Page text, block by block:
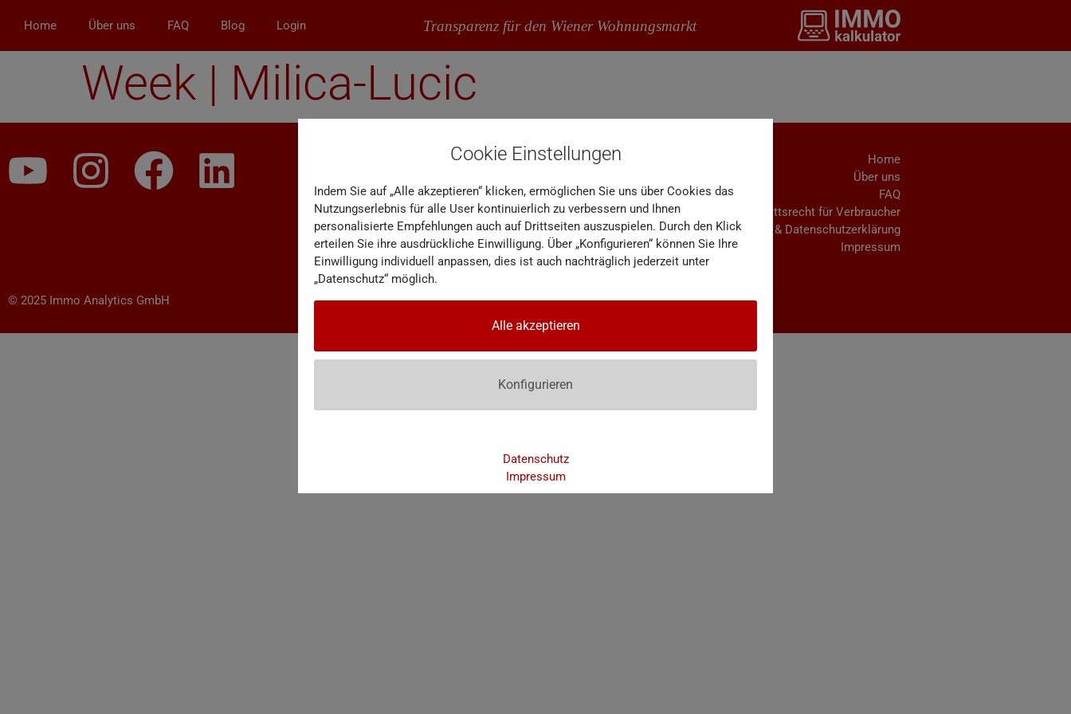
Home Über uns FAQ Blog Login Transparenz für den Wiener Wohnungsmarkt
Week | Milica-Lucic
Home
Über uns
FAQ
Rücktrittsrecht für Verbraucher
AGB & Datenschutzerklärung
Impressum
© 2025 Immo Analytics GmbH
Cookie Einstellungen
Indem Sie auf „Alle akzeptieren“ klicken, ermöglichen Sie uns über Cookies das
Nutzungserlebnis für alle User kontinuierlich zu verbessern und Ihnen
personalisierte Empfehlungen auch auf Drittseiten auszuspielen. Durch den Klick
erteilen Sie ihre ausdrückliche Einwilligung. Über „Konfigurieren“ können Sie Ihre
Einwilligung individuell anpassen, dies ist auch nachträglich jederzeit unter
„Datenschutz“ möglich.
Alle akzeptieren
Konfigurieren
Datenschutz
Impressum